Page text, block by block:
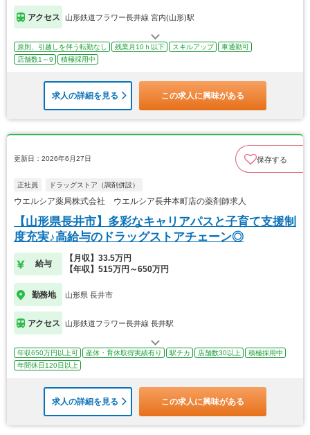
アクセス 山形鉄道フラワー長井線 宮内(山形)駅
原則、引越しを伴う転勤なし 残業月10ｈ以下 スキルアップ
車通勤可
店舗数1～9
積極採用中
求人の詳細を見る この求人に興味がある
更新日：2026年6月27日 保存する
正社員 ドラッグストア（調剤併設）
ウエルシア薬局株式会社 ウエルシア長井本町店の薬剤師求人
【山形県長井市】多彩なキャリアパスと子育て支援制
度充実♪高給与のドラッグストアチェーン◎
給与
【月収】33.5万円
【年収】515万円～650万円
勤務地 山形県 長井市
アクセス 山形鉄道フラワー長井線 長井駅
年収650万円以上可 産休・育休取得実績有り 駅チカ 店舗数30以上
積極採用中
年間休日120日以上
求人の詳細を見る この求人に興味がある